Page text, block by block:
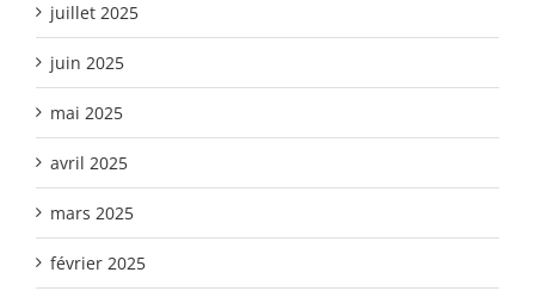
juillet 2025
juin 2025
mai 2025
avril 2025
mars 2025
février 2025